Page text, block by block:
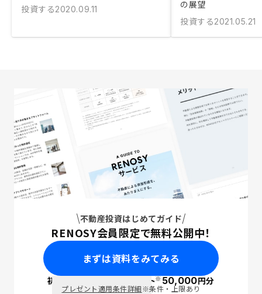
投資する2020.09.11
の展望
投資する2021.05.21
不動産投資はじめてガイド
RENOSY会員限定で無料公開中！
まずは資料をみてみる
初回面談で ポイント※50,000円分
プレゼント適用条件詳細※条件・上限あり